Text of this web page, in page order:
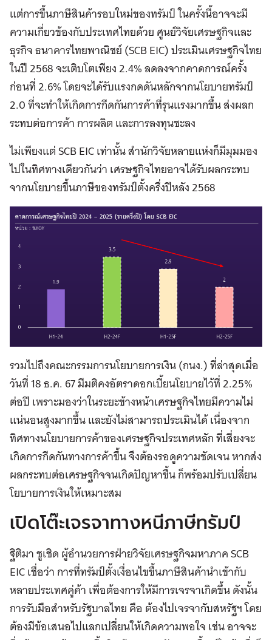
แต่การขึ้นภาษีสินค้ารอบใหม่ของทรัมป์ ในครั้งนี้อาจจะมี
ความเกี่ยวข้องกับประเทศไทยด้วย ศูนย์วิจัยเศรษฐกิจและ
ธุรกิจ ธนาคารไทยพาณิชย์ (SCB EIC) ประเมินเศรษฐกิจไทย
ในปี 2568 จะเติบโตเพียง 2.4% ลดลงจากคาดการณ์ครั้ง
ก่อนที่ 2.6% โดยจะได้รับแรงกดดันหลักจากนโยบายทรัมป์
2.0 ที่จะทำให้เกิดการกีดกันการค้าที่รุนแรงมากขึ้น ส่งผลก
ระทบต่อการค้า การผลิต และการลงทุนชะลง
ไม่เพียงแต่ SCB EIC เท่านั้น สำนักวิจัยหลายแห่งก็มีมุมมอง
ไปในทิศทางเดียวกันว่า เศรษฐกิจไทยอาจได้รับผลกระทบ
จากนโยบายขึ้นภาษีของทรัมป์ตั้งครึ่งปีหลัง 2568
รวมไปถึงคณะกรรมการนโยบายการเงิน (กนง.) ที่ล่าสุดเมื่อ
วันที่ 18 ธ.ค. 67 มีมติคงอัตราดอกเบี้ยนโยบายไว้ที่ 2.25%
ต่อปี เพราะมองว่าในระยะข้างหน้าเศรษฐกิจไทยมีความไม่
แน่นอนสูงมากขึ้น และยังไม่สามารถประเมินได้ เนื่องจาก
ทิศทางนโยบายการค้าของเศรษฐกิจประเทศหลัก ที่เสี่ยงจะ
เกิดการกีดกันทางการค้าขึ้น จึงต้องรอดูความชัดเจน หากส่ง
ผลกระทบต่อเศรษฐกิจจนเกิดปัญหาขึ้น ก็พร้อมปรับเปลี่ยน
โยบายการเงินให้เหมาะสม
เปิดโต๊ะเจรจาทางหนีภาษีทรัมป์
ฐิติมา ชูเชิด ผู้อำนวยการฝ่ายวิจัยเศรษฐกิจมหาภาค SCB
EIC เชื่อว่า การที่ทรัมป์ตั้งเงื่อนไขขึ้นภาษีสินค้านำเข้ากับ
หลายประเทศคู่ค้า เพื่อต้องการให้มีการเจรจาเกิดขึ้น ดังนั้น
การรับมือสำหรับรัฐบาลไทย คือ ต้องไปเจรจากับสหรัฐฯ โดย
ต้องมีข้อเสนอไปแลกเปลี่ยนให้เกิดความพอใจ เช่น อาจจะ